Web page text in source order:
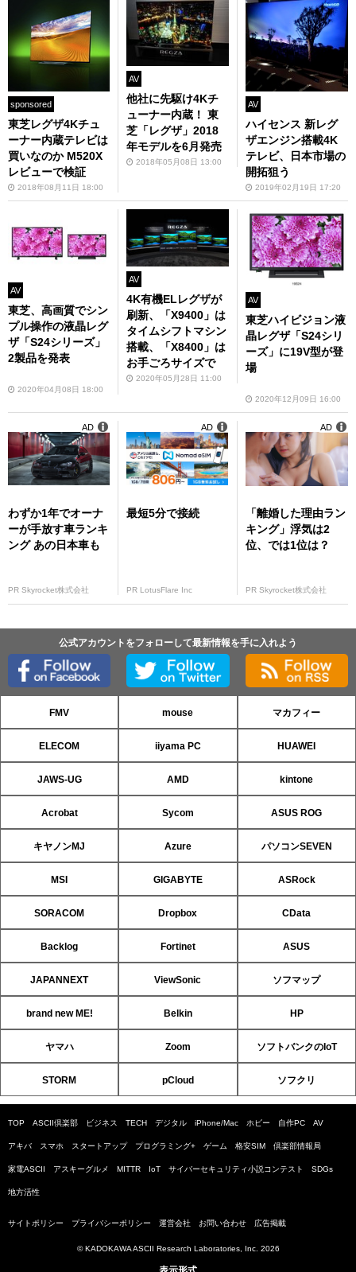
sponsored
東芝レグザ4Kチュ
ーナー内蔵テレビは
買いなのか M520X
レビューで検証
2018年08月11日 18:00
AV
他社に先駆け4Kチ
ューナー内蔵！ 東
芝「レグザ」2018
年モデルを6月発売
2018年05月08日 13:00
AV
ハイセンス 新レグ
ザエンジン搭載4K
テレビ、日本市場の
開拓狙う
2019年02月19日 17:20
AV
東芝、高画質でシン
プル操作の液晶レグ
ザ「S24シリーズ」
2製品を発表
2020年04月08日 18:00
AV
4K有機ELレグザが
刷新、「X9400」は
タイムシフトマシン
搭載、「X8400」は
お手ごろサイズで
2020年05月28日 11:00
AV
東芝ハイビジョン液
晶レグザ「S24シリ
ーズ」に19V型が登
場
2020年12月09日 16:00
わずか1年でオーナ
ーが手放す車ランキ
ング あの日本車も
PR Skyrocket株式会社
AD
最短5分で接続
PR LotusFlare Inc
AD
「離婚した理由ラン
キング」浮気は2
位、では1位は？
PR Skyrocket株式会社
AD
公式アカウントをフォローして最新情報を手に入れよう
FMV mouse マカフィー
ELECOM iiyama PC HUAWEI
JAWS-UG AMD kintone
Acrobat Sycom ASUS ROG
キヤノンMJ Azure パソコンSEVEN
MSI GIGABYTE ASRock
SORACOM Dropbox CData
Backlog Fortinet ASUS
JAPANNEXT ViewSonic ソフマップ
brand new ME! Belkin HP
ヤマハ Zoom ソフトバンクのIoT
STORM pCloud ソフクリ
TOP ASCII倶楽部 ビジネス TECH デジタル iPhone/Mac ホビー 自作PC AV
アキバ スマホ スタートアップ プログラミング+ ゲーム 格安SIM 倶楽部情報局
家電ASCII アスキーグルメ MITTR IoT サイバーセキュリティ小説コンテスト SDGs
地方活性
サイトポリシー プライバシーポリシー 運営会社 お問い合わせ 広告掲載
© KADOKAWA ASCII Research Laboratories, Inc. 2026